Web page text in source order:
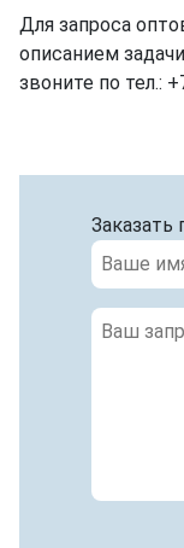
Для запроса
описанием
звоните по тел.:
Заказать